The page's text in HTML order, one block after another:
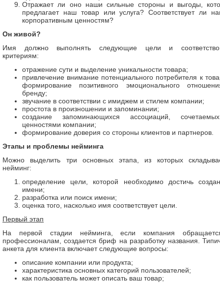
Отражает ли оно наши сильные стороны и выгоды,
предлагает наш товар или услуга? Соответствует ли
корпоративным ценностям?
Он живой?
Имя должно выполнять следующие цели и
критериям:
отражение сути и выделение уникальности товара;
привлечение внимание потенциального потребителя к
формирование позитивного эмоционального
бренду;
звучание в соответствии с имиджем и стилем компании;
простота в произношении и запоминании;
создание запоминающихся ассоциаций,
ценностями компании;
формирование доверия со стороны клиентов и партнеров.
Этапы и проблемы нейминга
Можно выделить три основных этапа, из которых
нейминг:
определение цели, которой необходимо достичь
имени;
разработка или поиск имени;
оценка того, насколько имя соответствует цели.
Первый этап
На первой стадии нейминга, если компания
профессионалам, создается бриф на разработку названия.
анкета для клиента включает следующие вопросы:
описание компании или продукта;
характеристика основных категорий пользователей;
как пользователь может описать ваш товар;